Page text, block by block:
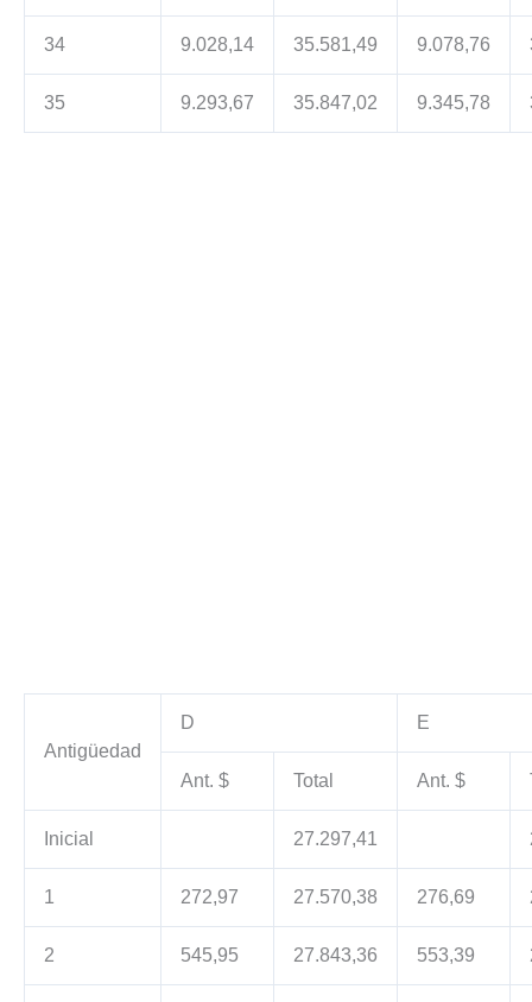
34 9.028,14 35.581,49 9.078,76
35 9.293,67 35.847,02 9.345,78
Antigüedad
D E
Ant. $ Total Ant. $
Inicial 27.297,41
1 272,97 27.570,38 276,69
2 545,95 27.843,36 553,39